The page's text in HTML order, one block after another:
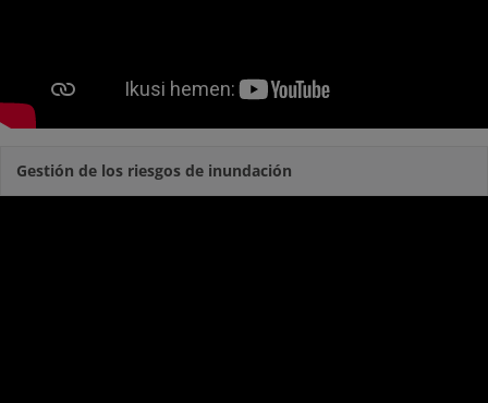
Gestión de los riesgos de inundación